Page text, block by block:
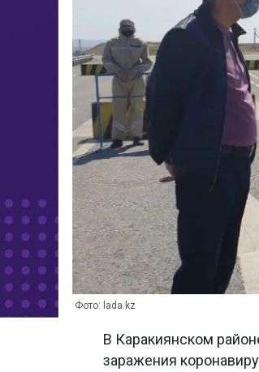
Фото: lada.kz
В Каракиянском
заражения